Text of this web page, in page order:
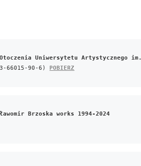
i Otoczenia Uniwersytetu Artystycznego
66015-90-6) POBIERZ
Brzoska works 1994-2024